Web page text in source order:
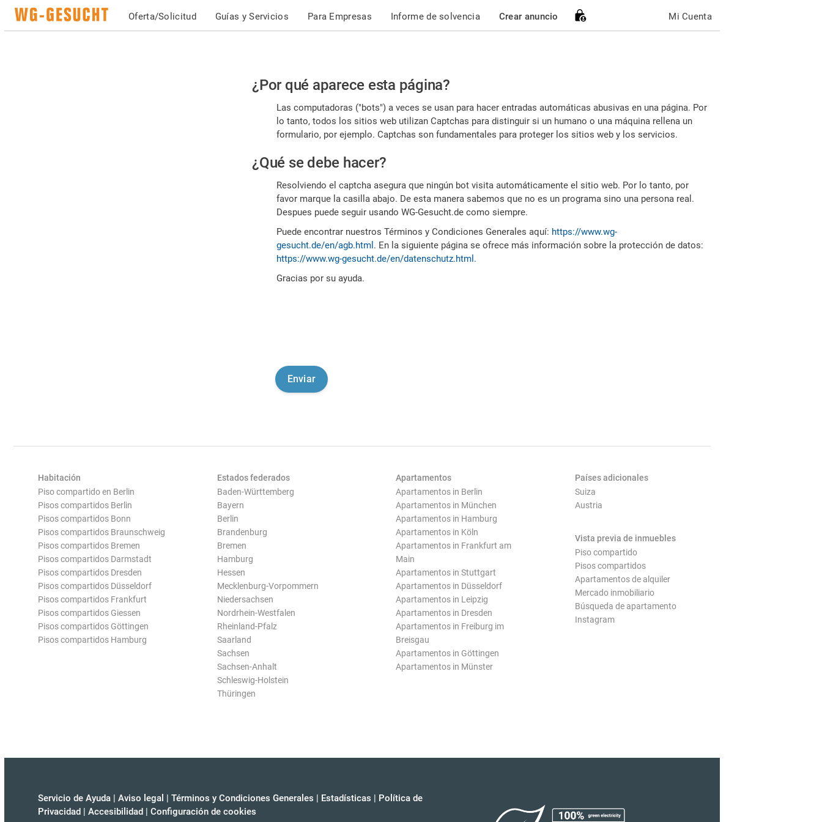
Oferta/Solicitud Guías y Servicios Para Empresas Informe de solvencia Crear anuncio Mi Cuenta
Por
favor,
confirme
es
humano
¿Por qué aparece esta página?
Las computadoras ("bots") a veces se usan para hacer entradas automáticas abusivas en una página. Por
lo tanto, todos los sitios web utilizan Captchas para distinguir si un humano o una máquina rellena un
formulario, por ejemplo. Captchas son fundamentales para proteger los sitios web y los servicios.
¿Qué se debe hacer?
Resolviendo el captcha asegura que ningún bot visita automáticamente el sitio web. Por lo tanto, por
favor marque la casilla abajo. De esta manera sabemos que no es un programa sino una persona real.
Despues puede seguir usando WG-Gesucht.de como siempre.
Puede encontrar nuestros Términos y Condiciones Generales aquí: https://www.wg-
gesucht.de/en/agb.html . En la siguiente página se ofrece más información sobre la protección de datos:
https://www.wg-gesucht.de/en/datenschutz.html .
Gracias por su ayuda.
Habitación
Piso compartido en Berlin
Pisos compartidos Berlin
Pisos compartidos Bonn
Pisos compartidos Braunschweig
Pisos compartidos Bremen
Pisos compartidos Darmstadt
Pisos compartidos Dresden
Pisos compartidos Düsseldorf
Pisos compartidos Frankfurt
Pisos compartidos Giessen
Pisos compartidos Göttingen
Pisos compartidos Hamburg
Estados federados
Baden-Württemberg
Bayern
Berlin
Brandenburg
Bremen
Hamburg
Hessen
Mecklenburg-Vorpommern
Niedersachsen
Nordrhein-Westfalen
Rheinland-Pfalz
Saarland
Sachsen
Sachsen-Anhalt
Schleswig-Holstein
Thüringen
Apartamentos
Apartamentos in Berlin
Apartamentos in München
Apartamentos in Hamburg
Apartamentos in Köln
Apartamentos in Frankfurt am
Main
Apartamentos in Stuttgart
Apartamentos in Düsseldorf
Apartamentos in Leipzig
Apartamentos in Dresden
Apartamentos in Freiburg im
Breisgau
Apartamentos in Göttingen
Apartamentos in Münster
Países adicionales
Suiza
Austria
Vista previa de inmuebles
Piso compartido
Pisos compartidos
Apartamentos de alquiler
Mercado inmobiliario
Búsqueda de apartamento
Instagram
Servicio de Ayuda | Aviso legal | Términos y Condiciones Generales | Estadísticas | Política de
Privacidad | Accesibilidad | Configuración de cookies